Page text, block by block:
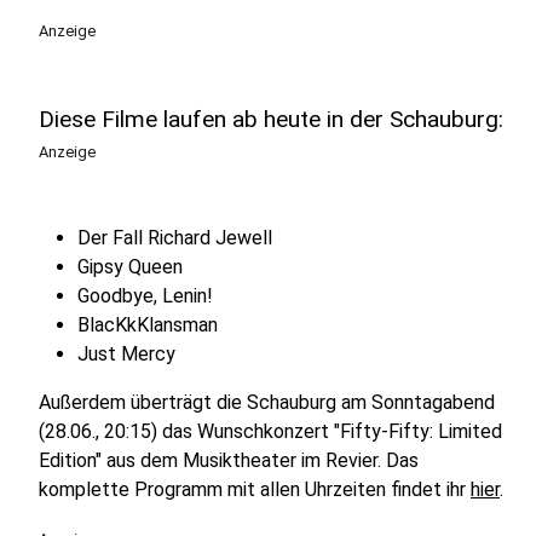
Anzeige
Diese Filme laufen ab heute in der Schauburg:
Anzeige
Der Fall Richard Jewell
Gipsy Queen
Goodbye, Lenin!
BlacKkKlansman
Just Mercy
Außerdem überträgt die Schauburg am Sonntagabend
(28.06., 20:15) das Wunschkonzert "Fifty-Fifty: Limited
Edition" aus dem Musiktheater im Revier. Das
komplette Programm mit allen Uhrzeiten findet ihr hier.